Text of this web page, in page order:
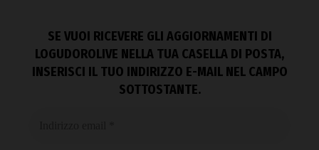
SE VUOI RICEVERE GLI AGGIORNAMENTI DI
LOGUDOROLIVE NELLA TUA CASELLA DI POSTA,
INSERISCI IL TUO INDIRIZZO E-MAIL NEL CAMPO
SOTTOSTANTE.